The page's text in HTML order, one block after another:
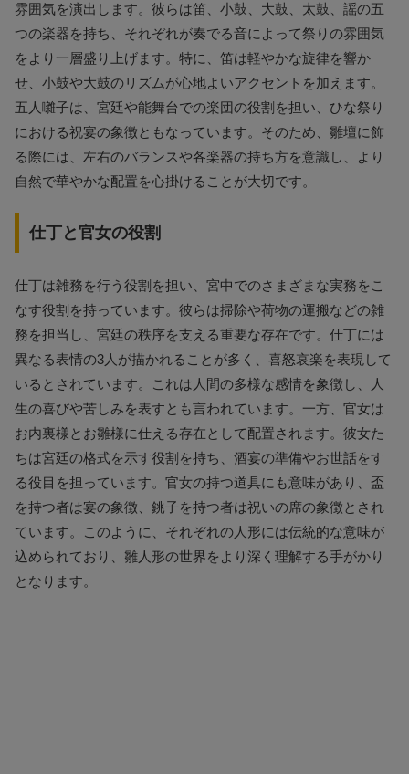
雰囲気を演出します。彼らは笛、小鼓、大鼓、太鼓、謡の五
つの楽器を持ち、それぞれが奏でる音によって祭りの雰囲気
をより一層盛り上げます。特に、笛は軽やかな旋律を響か
せ、小鼓や大鼓のリズムが心地よいアクセントを加えます。
五人囃子は、宮廷や能舞台での楽団の役割を担い、ひな祭り
における祝宴の象徴ともなっています。そのため、雛壇に飾
る際には、左右のバランスや各楽器の持ち方を意識し、より
自然で華やかな配置を心掛けることが大切です。
仕丁と官女の役割
仕丁は雑務を行う役割を担い、宮中でのさまざまな実務をこ
なす役割を持っています。彼らは掃除や荷物の運搬などの雑
務を担当し、宮廷の秩序を支える重要な存在です。仕丁には
異なる表情の3人が描かれることが多く、喜怒哀楽を表現して
いるとされています。これは人間の多様な感情を象徴し、人
生の喜びや苦しみを表すとも言われています。一方、官女は
お内裏様とお雛様に仕える存在として配置されます。彼女た
ちは宮廷の格式を示す役割を持ち、酒宴の準備やお世話をす
る役目を担っています。官女の持つ道具にも意味があり、盃
を持つ者は宴の象徴、銚子を持つ者は祝いの席の象徴とされ
ています。このように、それぞれの人形には伝統的な意味が
込められており、雛人形の世界をより深く理解する手がかり
となります。